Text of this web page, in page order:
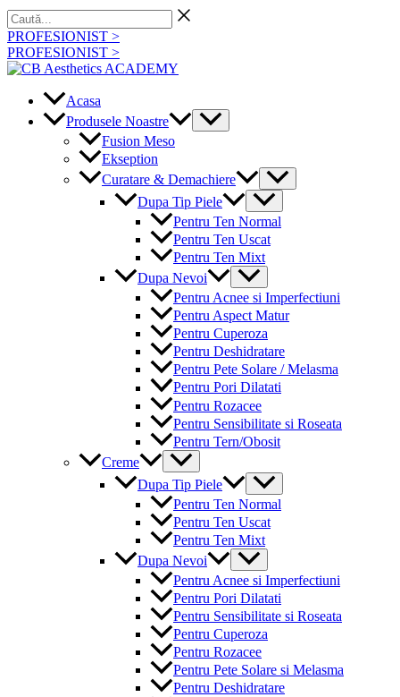
Skip
to
content
Caută...
PROFESIONIST >
PROFESIONIST >
Acasa
Produsele Noastre
Menu
Toggle
Fusion Meso
Ekseption
Curatare & Demachiere
Menu
Toggle
Dupa Tip Piele
Menu
Toggle
Pentru Ten Normal
Pentru Ten Uscat
Pentru Ten Mixt
Dupa Nevoi
Menu
Toggle
Pentru Acnee si Imperfectiuni
Pentru Aspect Matur
Pentru Cuperoza
Pentru Deshidratare
Pentru Pete Solare / Melasma
Pentru Pori Dilatati
Pentru Rozacee
Pentru Sensibilitate si Roseata
Pentru Tern/Obosit
Creme
Menu
Toggle
Dupa Tip Piele
Menu
Toggle
Pentru Ten Normal
Pentru Ten Uscat
Pentru Ten Mixt
Dupa Nevoi
Menu
Toggle
Pentru Acnee si Imperfectiuni
Pentru Pori Dilatati
Pentru Sensibilitate si Roseata
Pentru Cuperoza
Pentru Rozacee
Pentru Pete Solare si Melasma
Pentru Deshidratare